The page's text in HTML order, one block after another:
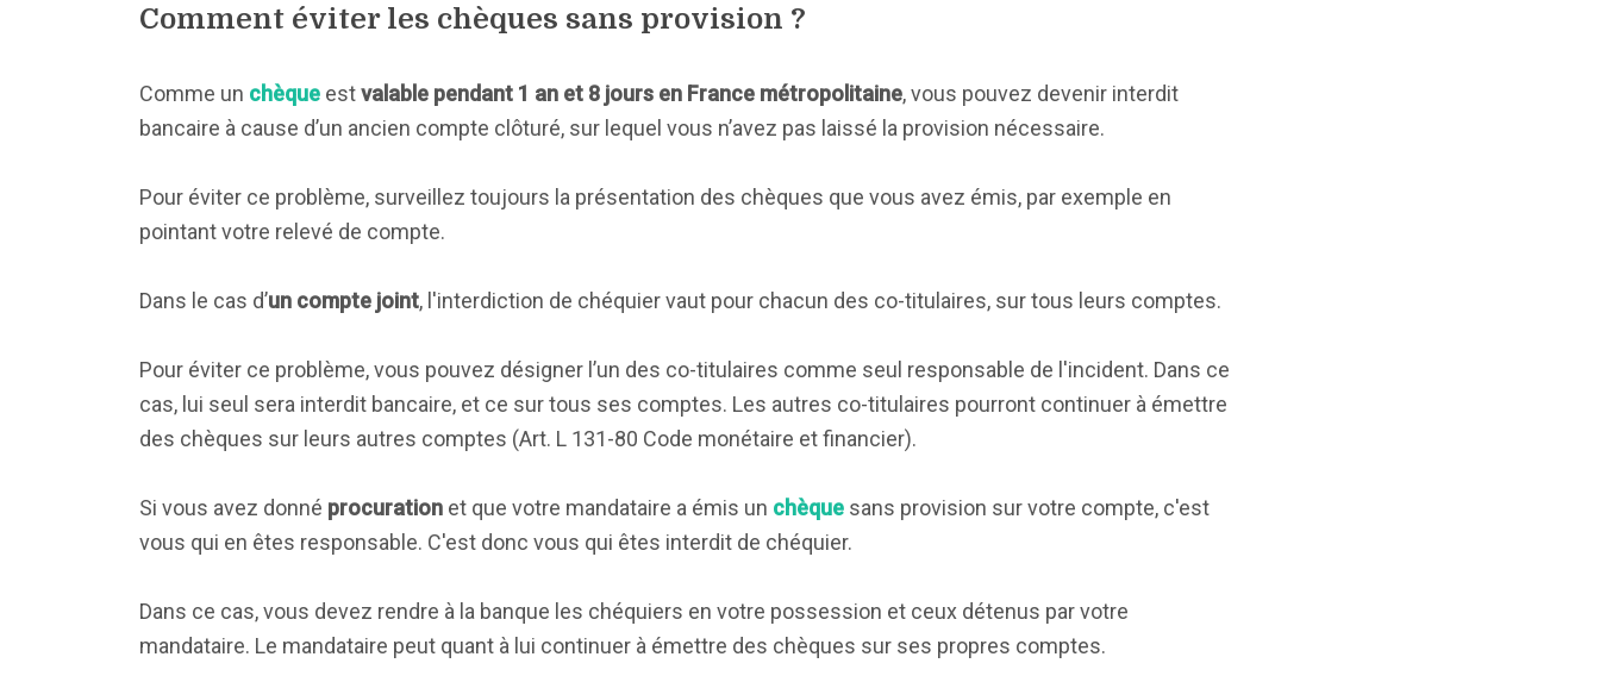
Comment éviter les chèques sans provision ?
Comme un chèque estvalable pendant 1 an et 8 jours en France métropolitaine, vous pouvez devenir interdit
bancaire à cause d’un ancien compte clôturé, sur lequel vous n’avez pas laissé la provision nécessaire.
Pour éviter ce problème, surveillez toujours la présentation des chèques que vous avez émis, par exemple en
pointant votre relevé de compte.
Dans le cas d’un compte joint, l'interdiction de chéquier vaut pour chacun des co-titulaires, sur tous leurs comptes.
Pour éviter ce problème, vous pouvez désigner l’un des co-titulaires comme seul responsable de l'incident. Dans ce
cas, lui seul sera interdit bancaire, et ce sur tous ses comptes. Les autres co-titulaires pourront continuer à émettre
des chèques sur leurs autres comptes (Art. L 131-80 Code monétaire et financier).
Si vous avez donné procuration et que votre mandataire a émis un chèque sans provision sur votre compte, c'est
vous qui en êtes responsable. C'est donc vous qui êtes interdit de chéquier.
Dans ce cas, vous devez rendre à la banque les chéquiers en votre possession et ceux détenus par votre
mandataire. Le mandataire peut quant à lui continuer à émettre des chèques sur ses propres comptes.